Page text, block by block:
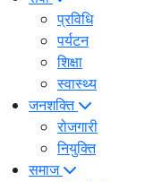
प्रविधि
पर्यटन
शिक्षा
स्वास्थ्य
जनशक्ति
रोजगारी
नियुक्ति
समाज